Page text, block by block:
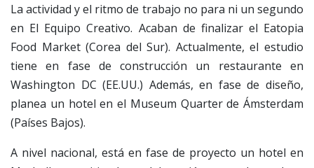
La actividad y el ritmo de trabajo no para ni un segundo
en El Equipo Creativo. Acaban de finalizar el Eatopia
Food Market (Corea del Sur). Actualmente, el estudio
tiene en fase de construcción un restaurante en
Washington DC (EE.UU.) Además, en fase de diseño,
planea un hotel en el Museum Quarter de Ámsterdam
(Países Bajos).
A nivel nacional, está en fase de proyecto un hotel en